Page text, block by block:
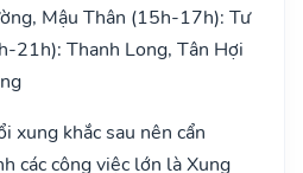
Mậu Thân (15h-17h): Tư
21h): Thanh Long, Tân Hợi
xung khắc sau nên cẩn
các công việc lớn là Xung